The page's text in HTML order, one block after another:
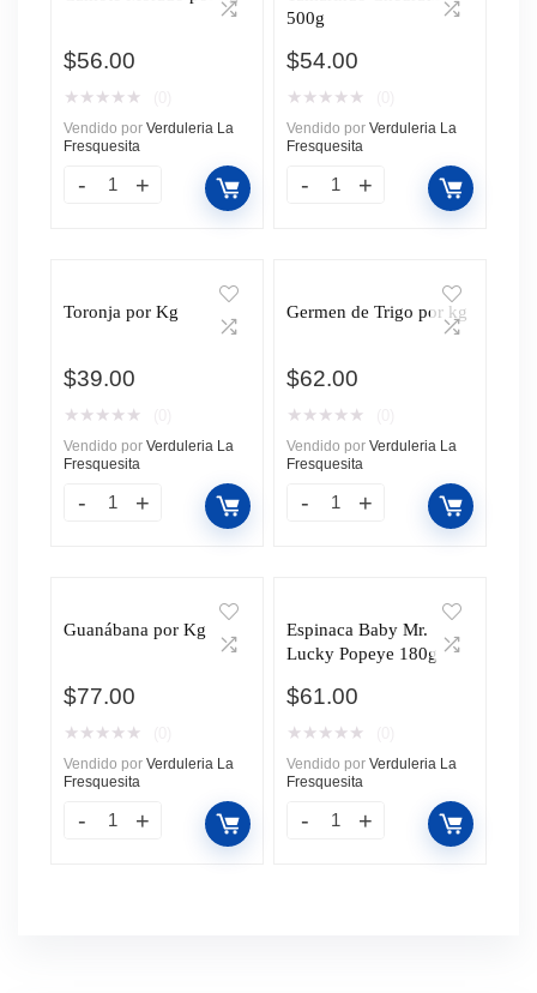
$56.00
★ ★ ★ ★ ★
Vendido por Verduleria La
Fresquesita
500g
$54.00
★ ★ ★ ★ ★
Vendido por Verduleria La
Fresquesita
Toronja por Kg
$39.00
★ ★ ★ ★ ★
Vendido por Verduleria La
Fresquesita
Germen de Trigo por kg
$62.00
★ ★ ★ ★ ★
Vendido por Verduleria La
Fresquesita
Guanábana por Kg
$77.00
★ ★ ★ ★ ★
Vendido por Verduleria La
Fresquesita
Espinaca Baby Mr.
Lucky Popeye 180g
$61.00
★ ★ ★ ★ ★
Vendido por Verduleria La
Fresquesita